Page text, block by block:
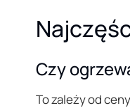
Czy
To zależy od